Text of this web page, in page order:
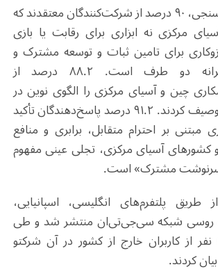
بر اساس این نظرسنجی، ۹۰ درصد از شرکت‌کنندگان معتقدند که
مرکزی نه ابزاری برای رقابت یا بازی
برای تامین ثبات و توسعه مشترک و
همکاری آینده‌نگرانه دو طرف است. ۸۸.۲ درصد از
چین و آسیای مرکزی را الگوی نوین در
روابط بین‌المللی توصیف کردند. ۹۱.۲ درصد پاسخ‌دهندگان تأکید
مبتنی بر احترام متقابل، برابری و منافع
کشورهای آسیای مرکزی، تجلی عینی مفهوم
سرنوشت مشترک» است.
پلتفرم‌های انگلیسی، اسپانیایی،
روسی شبکه سی‌جی‌تی‌ان منتشر شد و طی
۲۴ ساعت، ۲۰۵۹ نفر از کاربران خارج از کشور در آن شرکتو
کردند.